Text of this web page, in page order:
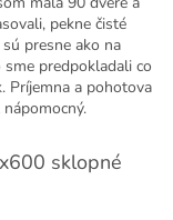
pekne čisté
presne ako na
predpokladali co
Príjemna a pohotova
sklopné